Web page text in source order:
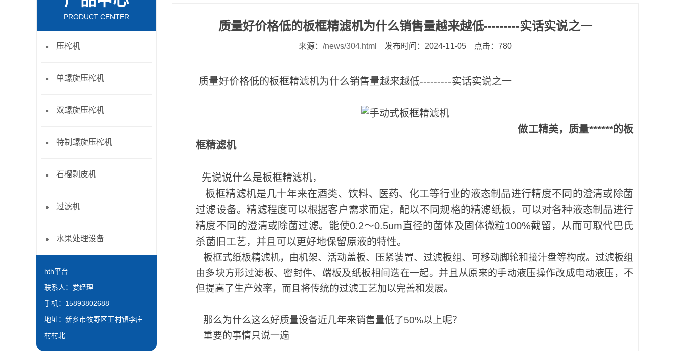
质量好价格低的板框精滤机为什么销售量越来越低---------实话实说之一
来源： /news/304.html 发布时间：2024-11-05 点击：780
质量好价格低的板框精滤机为什么销售量越来越低---------实话实说之一
做工精美，质量******的板
框精滤机
先说说什么是板框精滤机，
板框精滤机是几十年来在酒类、饮料、医药、化工等行业的液态制品进行精度不同的澄清或除菌
过滤设备。精滤程度可以根据客户需求而定，配以不同规格的精滤纸板，可以对各种液态制品进行
精度不同的澄清或除菌过滤。能使0.2～0.5um直径的菌体及固体微粒100%截留，从而可取代巴氏
杀菌旧工艺，并且可以更好地保留原液的特性。
板框式纸板精滤机，由机架、活动盖板、压紧装置、过滤板组、可移动脚轮和接汁盘等构成。过滤板组
由多块方形过滤板、密封件、端板及纸板相间迭在一起。并且从原来的手动液压操作改成电动液压，不
但提高了生产效率，而且将传统的过滤工艺加以完善和发展。
那么为什么这么好质量设备近几年来销售量低了50%以上呢？
重要的事情只说一遍
PRODUCT CENTER
压榨机
单螺旋压榨机
双螺旋压榨机
特制螺旋压榨机
石榴剥皮机
过滤机
水果处理设备
hth平台
联系人：娄经理
手机：15893802688
地址：新乡市牧野区王村镇李庄
村村北